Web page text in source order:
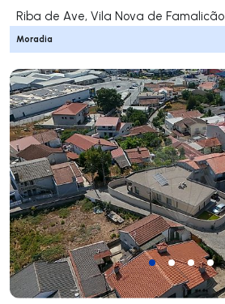
Riba de Ave, Vila Nova de Famalicão
Moradia